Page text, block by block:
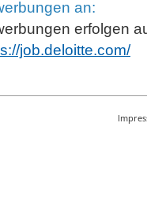
an:
erfolgen
job.deloitte.com/